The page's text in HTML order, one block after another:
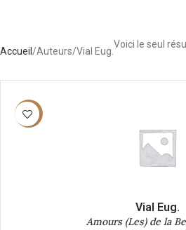
Accueil Auteurs Vial Eug.
Voici le seul
-40%
Vial Eug.
Amours (Les) de la